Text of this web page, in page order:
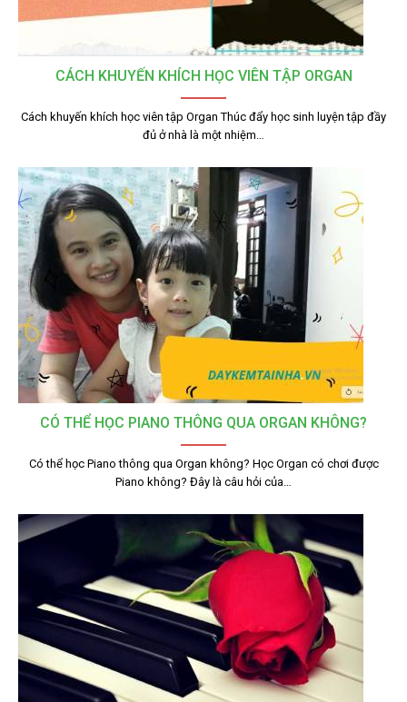
CÁCH KHUYẾN KHÍCH HỌC VIÊN TẬP ORGAN
Cách khuyến khích học viên tập Organ Thúc đẩy học sinh luyện tập đầy
đủ ở nhà là một nhiệm…
CÓ THỂ HỌC PIANO THÔNG QUA ORGAN KHÔNG?
Có thể học Piano thông qua Organ không? Học Organ có chơi được
Piano không? Đây là câu hỏi của…